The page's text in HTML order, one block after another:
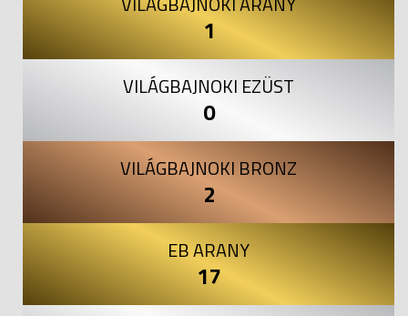
1
VILÁGBAJNOKI EZÜST
0
VILÁGBAJNOKI BRONZ
2
EB ARANY
17